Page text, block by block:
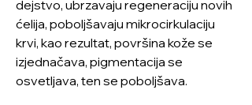
dejstvo, ubrzavaju regeneraciju novih
ćelija, poboljšavaju mikrocirkulaciju
krvi, kao rezultat, površina kože se
izjednačava, pigmentacija se
osvetljava, ten se poboljšava.